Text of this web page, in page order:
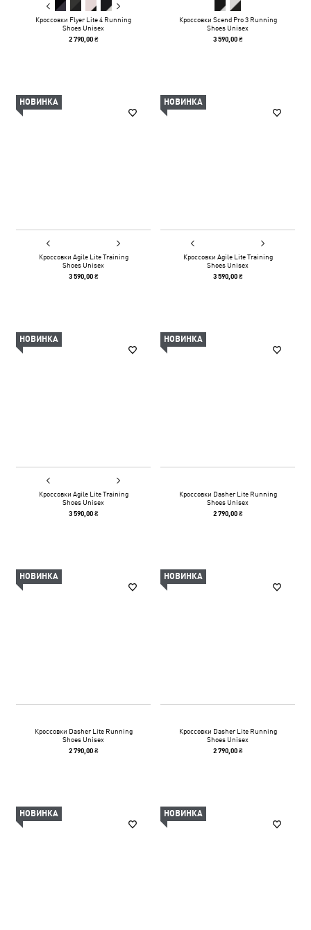
Кроссовки Flyer Lite 4 Running
Shoes Unisex
2 790,00 ₴
Кроссовки Scend Pro 3 Running
Shoes Unisex
3 590,00 ₴
НОВИНКА
Кроссовки Agile Lite Training
Shoes Unisex
3 590,00 ₴
НОВИНКА
Кроссовки Agile Lite Training
Shoes Unisex
3 590,00 ₴
НОВИНКА
Кроссовки Agile Lite Training
Shoes Unisex
3 590,00 ₴
НОВИНКА
Кроссовки Dasher Lite Running
Shoes Unisex
2 790,00 ₴
НОВИНКА
Кроссовки Dasher Lite Running
Shoes Unisex
2 790,00 ₴
НОВИНКА
Кроссовки Dasher Lite Running
Shoes Unisex
2 790,00 ₴
НОВИНКА НОВИНКА